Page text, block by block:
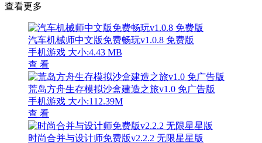
查看更多
汽车机械师中文版免费畅玩v1.0.8 免费版
手机游戏 大小:4.43 MB
查 看
荒岛方舟生存模拟沙盒建造之旅v1.0 免广告版
手机游戏 大小:112.39M
查 看
时尚合并与设计师免费版v2.2.2 无限星星版